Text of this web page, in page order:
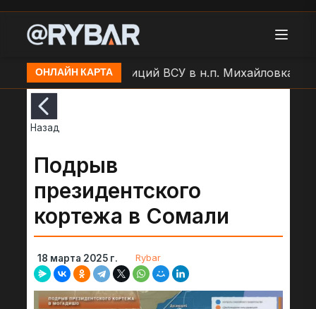
ОНЛАЙН КАРТА
Артобстрел позиций ВСУ в н.п. Михайловка
Назад
Подрыв
президентского
кортежа в Сомали
18 марта 2025 г. Rybar